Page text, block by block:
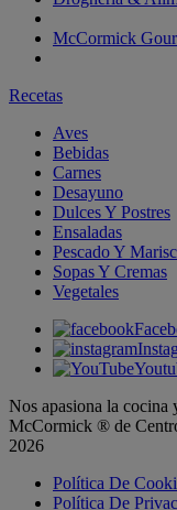
McCormick
Recetas
Aves
Bebidas
Carnes
Desayuno
Dulces Y Postres
Ensaladas
Pescado Y
Sopas Y Cremas
Vegetales
Nos apasiona la cocina
McCormick ® de
2026
Política De
Política De